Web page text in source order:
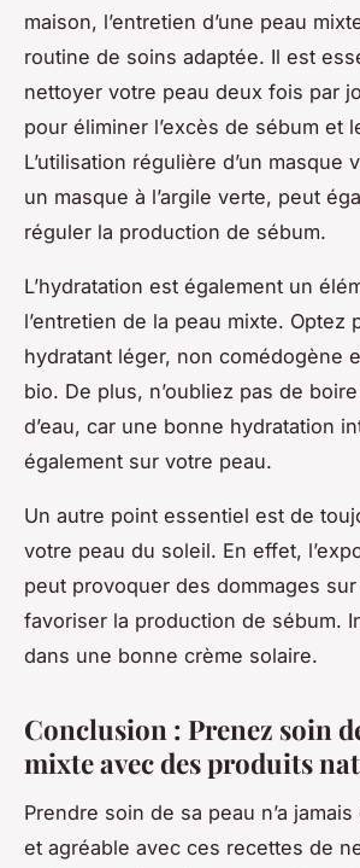
maison, l’entretien d’une peau
routine de soins adaptée. Il est
nettoyer votre peau deux fois par
pour éliminer l’excès de sébum et
L’utilisation régulière d’un masque
un masque à l’argile verte, peut
réguler la production de sébum.
L’hydratation est également un
l’entretien de la peau mixte. Optez
hydratant léger, non comédogène
bio. De plus, n’oubliez pas de
d’eau, car une bonne hydratation
également sur votre peau.
Un autre point essentiel est de
votre peau du soleil. En effet,
peut provoquer des dommages
favoriser la production de sébum.
dans une bonne crème solaire.
Conclusion : Prenez soin
mixte avec des produits
Prendre soin de sa peau n’a
et agréable avec ces recettes de